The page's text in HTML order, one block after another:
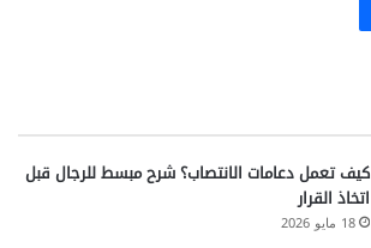
كيف تعمل دعامات الانتصاب؟ شرح مبسط للرجال قبل
اتخاذ القرار
18 مايو 2026